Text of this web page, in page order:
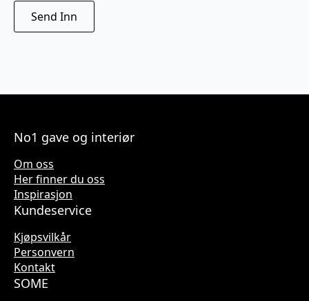
No1 gave og interiør
Om oss
Her finner du oss
Inspirasjon
Kundeservice
Kjøpsvilkår
Personvern
Kontakt
SOME